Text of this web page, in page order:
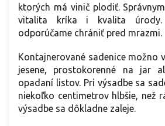
ktorých má vinič plodiť.
vitalita kríka i kvalita úrody.
odporúčame chrániť pred mrazmi.
Kontajnerované sadenice možno
jesene, prostokorenné na jar
opadaní listov. Pri výsadbe sa
niekoľko centimetrov hlbšie, než
výsadbe sa dôkladne zaleje.